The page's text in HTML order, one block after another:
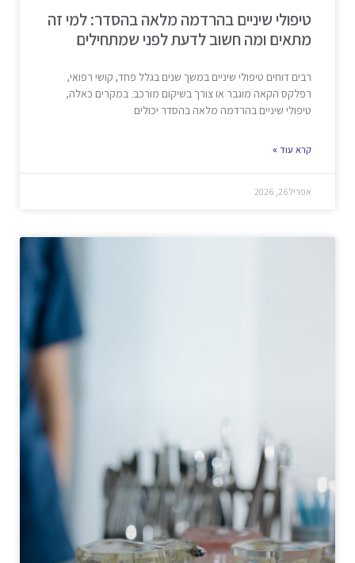
טיפולי שיניים בהרדמה מלאה בהסדר: למי זה
מתאים ומה חשוב לדעת לפני שמתחילים
רבים דוחים טיפולי שיניים במשך שנים בגלל פחד, קושי רפואי,
רפלקס הקאה מוגבר או צורך בשיקום מורכב. במקרים כאלה,
טיפולי שיניים בהרדמה מלאה בהסדר יכולים
קרא עוד »
אפריל 26, 2026